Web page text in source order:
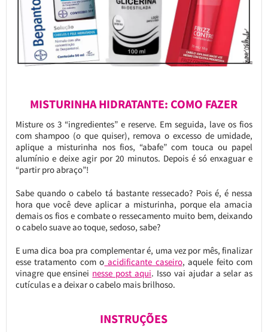
MISTURINHA HIDRATANTE: COMO FAZER
Misture os 3 “ingredientes” e reserve. Em seguida, lave os fios
com shampoo (o que quiser), remova o excesso de umidade,
aplique a misturinha nos fios, “abafe” com touca ou papel
alumínio e deixe agir por 20 minutos. Depois é só enxaguar e
“partir pro abraço”!
Sabe quando o cabelo tá bastante ressecado? Pois é, é nessa
hora que você deve aplicar a misturinha, porque ela amacia
demais os fios e combate o ressecamento muito bem, deixando
o cabelo suave ao toque, sedoso, sabe?
E uma dica boa pra complementar é, uma vez por mês, finalizar
esse tratamento com o acidificante caseiro, aquele feito com
vinagre que ensinei nesse post aqui. Isso vai ajudar a selar as
cutículas e a deixar o cabelo mais brilhoso.
INSTRUÇÕES